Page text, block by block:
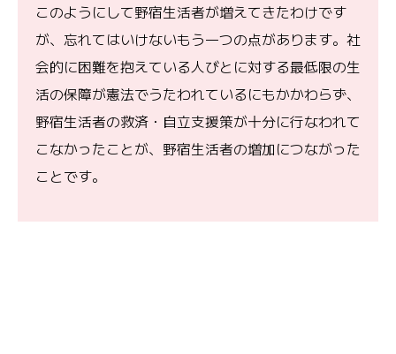
このようにして野宿生活者が増えてきたわけです
が、忘れてはいけないもう一つの点があります。社
会的に困難を抱えている人びとに対する最低限の生
活の保障が憲法でうたわれているにもかかわらず、
野宿生活者の救済・自立支援策が十分に行なわれて
こなかったことが、野宿生活者の増加につながった
ことです。